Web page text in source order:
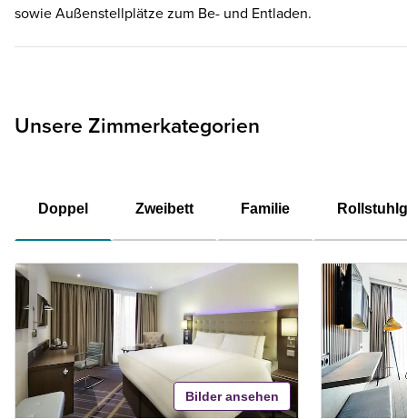
sowie Außenstellplätze zum Be- und Entladen.
Unsere Zimmerkategorien
Doppel Zweibett Familie
Bilder ansehen